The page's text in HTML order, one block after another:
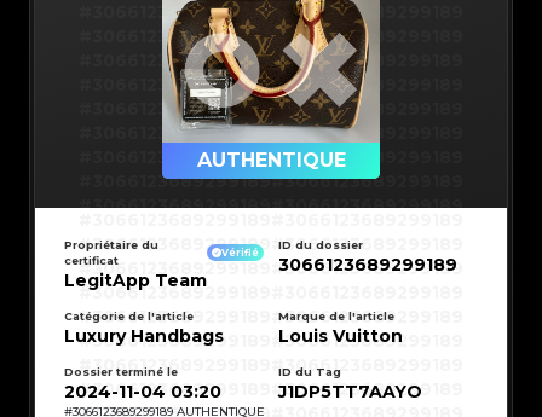
#3066123689299189#3066123689299189
#3066123689299189#3066123689299189
#3066123689299189#3066123689299189
#3066123689299189#3066123689299189
#3066123689299189#3066123689299189
#3066123689299189#3066123689299189
#3066123689299189#3066123689299189
#3066123689299189#3066123689299189
#3066123689299189#3066123689299189
#3066123689299189
#3066123689299189
#3066123689299189
#3066123689299189
#3066123689299189
#3066123689299189
#3066123689299189
#3066123689299189
#3066123689299189
#3066123689299189
#3066123689299189
AUTHENTIQUE
#3066123689299189
#3066123689299189
#3066123689299189
#3066123689299189
#3066123689299189
#3066123689299189
#3066123689299189
#3066123689299189
#3066123689299189
#3066123689299189
#3066123689299189
#3066123689299189
#3066123689299189
Propriétaire du
certificat
Vérifié
LegitApp Team
ID du dossier
3066123689299189
Catégorie de l'article
Luxury Handbags
Marque de l'article
Louis Vuitton
Dossier terminé le
2024-11-04 03:20
ID du Tag
J1DP5TT7AAYO
#3066123689299189 AUTHENTIQUE